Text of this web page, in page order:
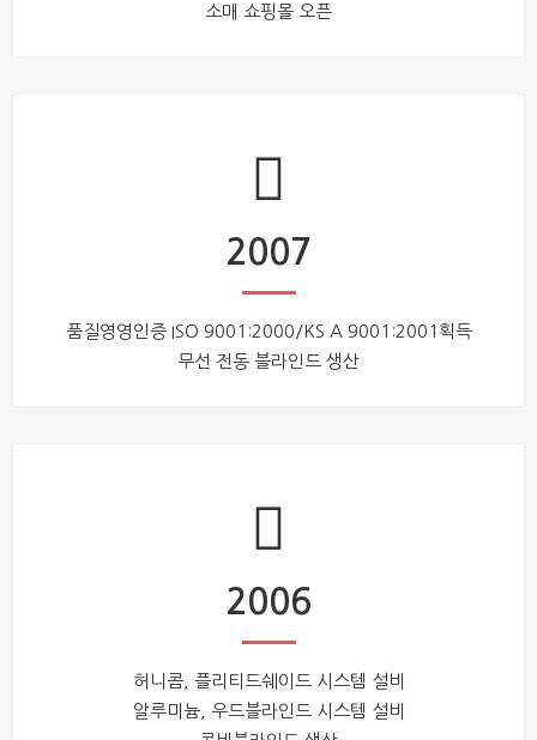
소매 쇼핑몰 오픈
2007
품질영영인증 ISO 9001:2000/KS A 9001:2001획득
무선 전동 블라인드 생산
2006
허니콤, 플리티드쉐이드 시스템 설비
알루미늄, 우드블라인드 시스템 설비